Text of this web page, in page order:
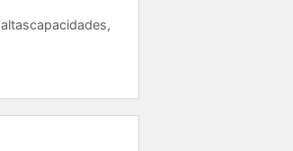
altascapacidades,